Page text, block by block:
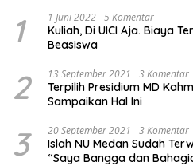
1 1 Juni 2022 5 Komentar
Kuliah, Di UICI Aja. Biaya
Beasiswa
2 13 September 2021 3 Komentar
Terpilih Presidium MD
Sampaikan Hal Ini
3 20 September 2021 3 Komentar
Islah NU Medan Sudah Terwujud,
“Saya Bangga dan